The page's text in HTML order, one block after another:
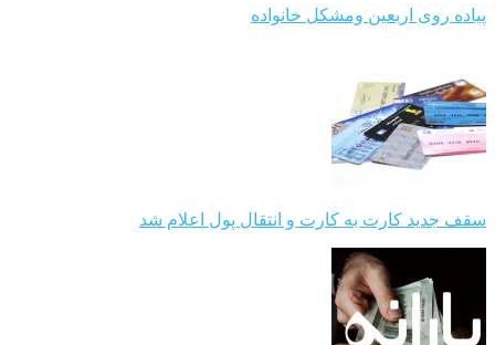
پیاده روی اربعین ومشکل خانواده
سقف جدید کارت به کارت و انتقال پول اعلام شد